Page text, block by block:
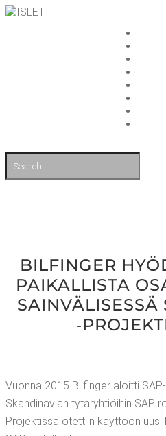
BIL­FIN­GER
PAI­KAL­LIS­TA
SAIN­VÄ­LI­SES­SÄ
Vuon­na 2015 Bil­fin­ger aloit­ti
Skan­di­na­vian tytä­ryh­tiöi­hin SAP
Pro­jek­tis­sa otet­tiin käyt­töön uusi